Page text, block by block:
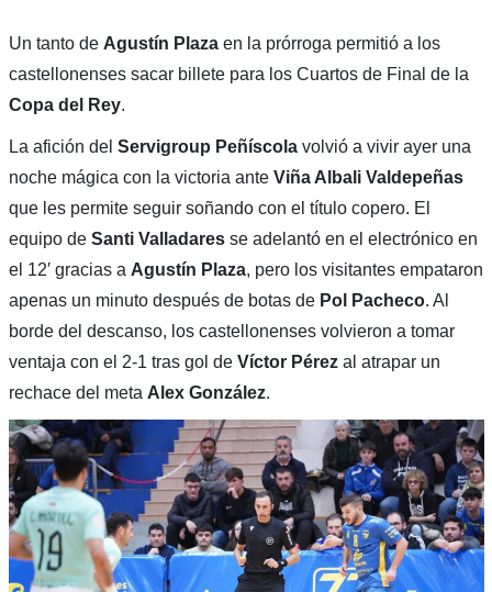
Un tanto de Agustín Plazaen la prórroga permitió a los
castellonenses sacar billete para los Cuartos de Final de la
Copa del Rey.
La afición del Servigroup Peñíscolavolvió a vivir ayer una
noche mágica con la victoria ante Viña Albali Valdepeñas
que les permite seguir soñando con el título copero. El
equipo de Santi Valladaresse adelantó en el electrónico en
el 12′ gracias a Agustín Plaza, pero los visitantes empataron
apenas un minuto después de botas de Pol Pacheco. Al
borde del descanso, los castellonenses volvieron a tomar
ventaja con el 2-1 tras gol de Víctor Pérezal atrapar un
rechace del meta Alex González.